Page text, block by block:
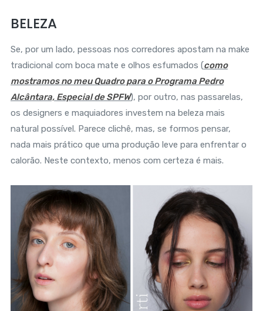
BELEZA
Se, por um lado, pessoas nos corredores apostam na make
tradicional com boca mate e olhos esfumados (como
mostramos no meu Quadro para o Programa Pedro
Alcântara, Especial de SPFW), por outro, nas passarelas,
os designers e maquiadores investem na beleza mais
natural possível. Parece clichê, mas, se formos pensar,
nada mais prático que uma produção leve para enfrentar o
calorão. Neste contexto, menos com certeza é mais.